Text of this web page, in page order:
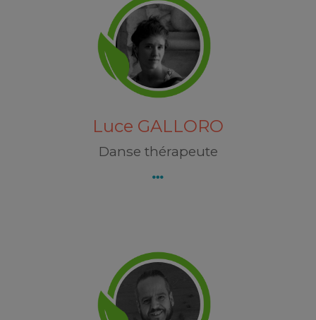
Luce GALLORO
Danse thérapeute
Luce GALLORO
Raphaël CHARVET